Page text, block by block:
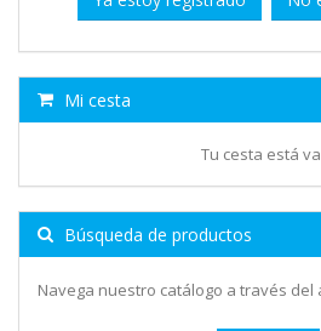
Mi cesta
Tu cesta está
Búsqueda de productos
Navega nuestro catálogo a través del